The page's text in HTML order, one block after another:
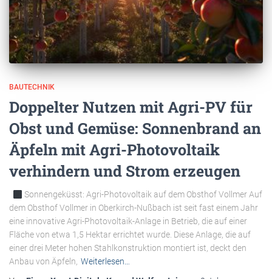
BAUTECHNIK
Doppelter Nutzen mit Agri-PV für
Obst und Gemüse: Sonnenbrand an
Äpfeln mit Agri-Photovoltaik
verhindern und Strom erzeugen
Sonnengeküsst: Agri-Photovoltaik auf dem Obsthof Vollmer Auf
dem Obsthof Vollmer in Oberkirch-Nußbach ist seit fast einem Jahr
eine innovative Agri-Photovoltaik-Anlage in Betrieb, die auf einer
Fläche von etwa 1,5 Hektar errichtet wurde. Diese Anlage, die auf
einer drei Meter hohen Stahlkonstruktion montiert ist, deckt den
Anbau von Äpfeln, Weiterlesen…